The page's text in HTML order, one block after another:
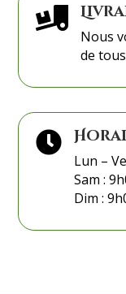

Nous
de

Lun –
Sam :
Dim :